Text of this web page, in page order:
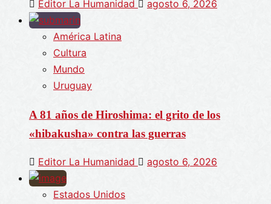
Editor La Humanidad agosto 6, 2026
América Latina
Cultura
Mundo
Uruguay
A 81 años de Hiroshima: el grito de los
«hibakusha» contra las guerras
Editor La Humanidad agosto 6, 2026
Estados Unidos